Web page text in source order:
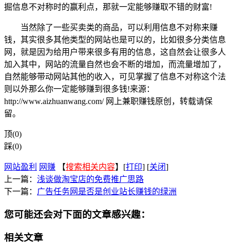
掘信息不对称时的赢利点，那就一定能够赚取不错的财富!
当然除了一些买卖类的商品，可以利用信息不对称来赚
钱，其实很多其他类型的网站也是可以的，比如很多分类信息
网，就是因为给用户带来很多有用的信息，这自然会让很多人
加入其中，网站的流量自然也会不断的增加，而流量增加了，
自然能够带动网站其他的收入，可见掌握了信息不对称这个法
则以外那么你一定能够赚到很多钱!来源：
http://www.aizhuanwang.com/ 网上兼职赚钱原创，转载请保
留。
顶(0)
踩(0)
网站盈利 网赚 【搜索相关内容】[打印] [关闭]
上一篇： 浅谈做淘宝店的免费推广思路
下一篇： 广告任务网是否是创业站长赚钱的绿洲
您可能还会对下面的文章感兴趣：
相关文章